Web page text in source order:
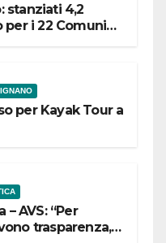
stanziati 4,2
i 22 Comuni
per Kayak Tour a
– AVS: “Per
trasparenza,